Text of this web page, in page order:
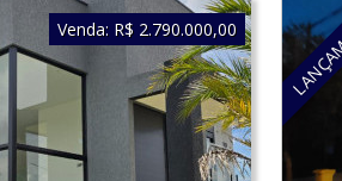
Venda: R$ 2.790.000,00